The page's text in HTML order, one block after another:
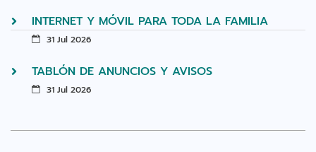
INTERNET Y MÓVIL PARA TODA LA FAMILIA
31 Jul 2026
TABLÓN DE ANUNCIOS Y AVISOS
31 Jul 2026